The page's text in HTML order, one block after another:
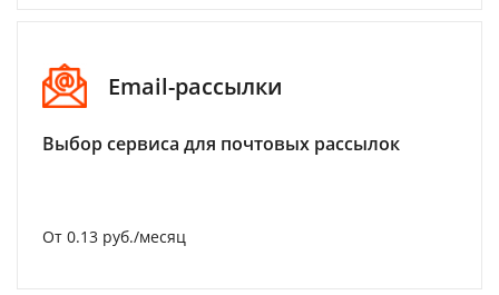
Email-рассылки
Выбор сервиса для почтовых рассылок
От 0.13 руб./месяц